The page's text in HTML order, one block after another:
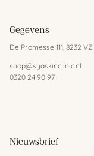
Gegevens
De Promesse 111, 8232
shop@syaskinclinic.nl
0320 24 90 97
Nieuwsbrief